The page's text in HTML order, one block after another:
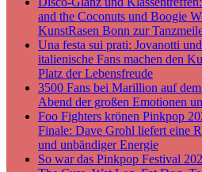
and the Coconuts und Boogie
KunstRasen Bonn zur
Una festa sui prati: Jovanotti
italienische Fans machen den
Platz der Lebensfreude
3500 Fans bei Marillion auf
Abend der großen Emotionen
Foo Fighters krönen Pinkpop
Finale: Dave Grohl liefert eine
und unbändiger Energie
So war das Pinkpop Festival